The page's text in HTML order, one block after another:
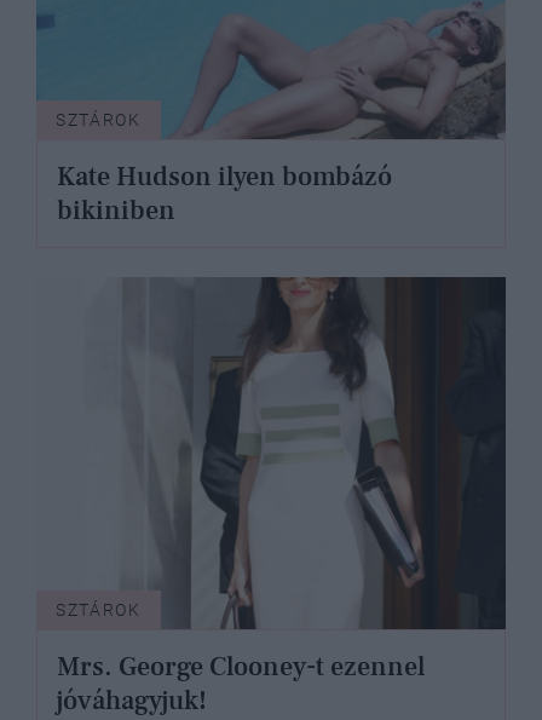
SZTÁROK
Kate Hudson ilyen bombázó
bikiniben
SZTÁROK
Mrs. George Clooney-t ezennel
jóváhagyjuk!